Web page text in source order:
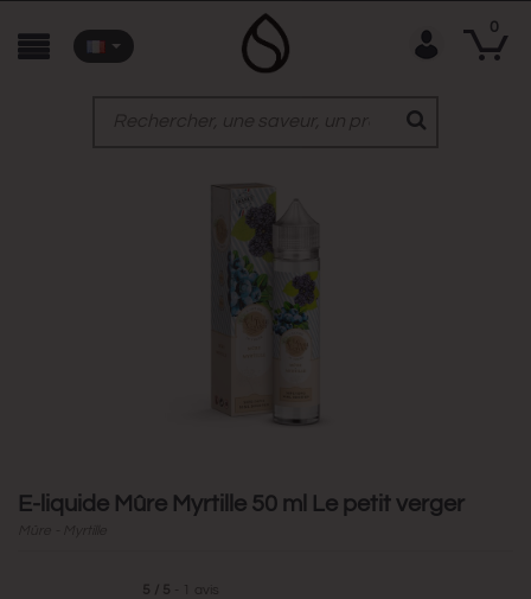
0
E-liquide Mûre Myrtille 50 ml Le petit verger
5 / 5 1 avis